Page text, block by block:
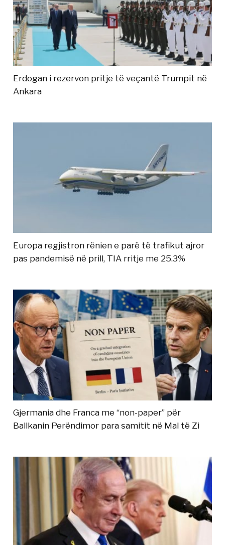
Erdogan i rezervon pritje të veçantë Trumpit në
Ankara
Europa regjistron rënien e parë të trafikut ajror
pas pandemisë në prill, TIA rritje me 25.3%
Gjermania dhe Franca me “non-paper” për
Ballkanin Perëndimor para samitit në Mal të Zi